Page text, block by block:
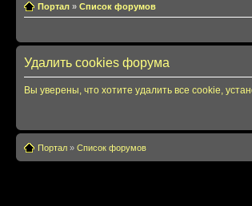
Портал » Список форумов
Удалить cookies форума
Вы уверены, что хотите удалить все cookie,
Портал » Список форумов